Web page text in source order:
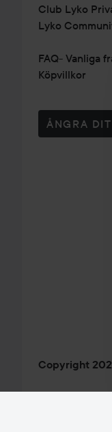
Club Lyko
Lyko
FAQ- Vanliga
Köpvillkor
ÅNGRA
Copyright